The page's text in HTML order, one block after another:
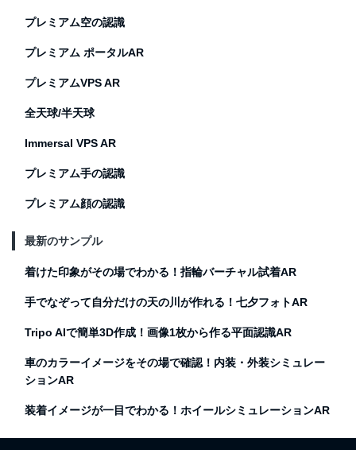
プレミアム空の認識
プレミアム ポータルAR
プレミアムVPS AR
全天球/半天球
Immersal VPS AR
プレミアム手の認識
プレミアム顔の認識
最新のサンプル
着けた印象がその場でわかる！指輪バーチャル試着AR
手でなぞって自分だけの天の川が作れる！七夕フォトAR
Tripo AIで簡単3D作成！画像1枚から作る平面認識AR
車のカラーイメージをその場で確認！内装・外装シミュレー
ションAR
装着イメージが一目でわかる！ホイールシミュレーションAR